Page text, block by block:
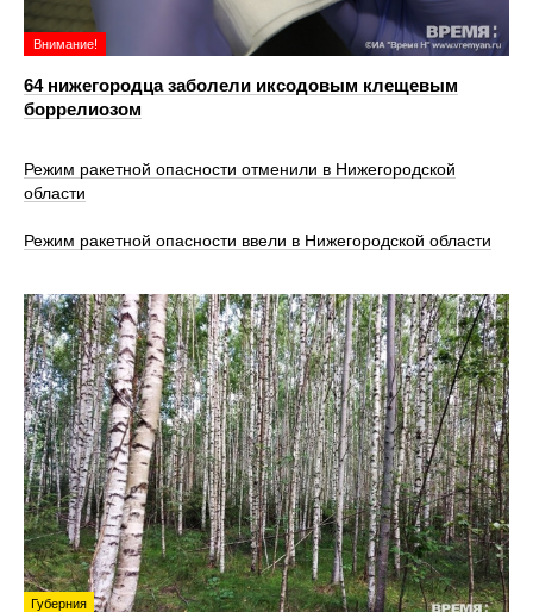
Внимание!
64 нижегородца заболели иксодовым клещевым
боррелиозом
Режим ракетной опасности отменили в Нижегородской
области
Режим ракетной опасности ввели в Нижегородской области
Губерния